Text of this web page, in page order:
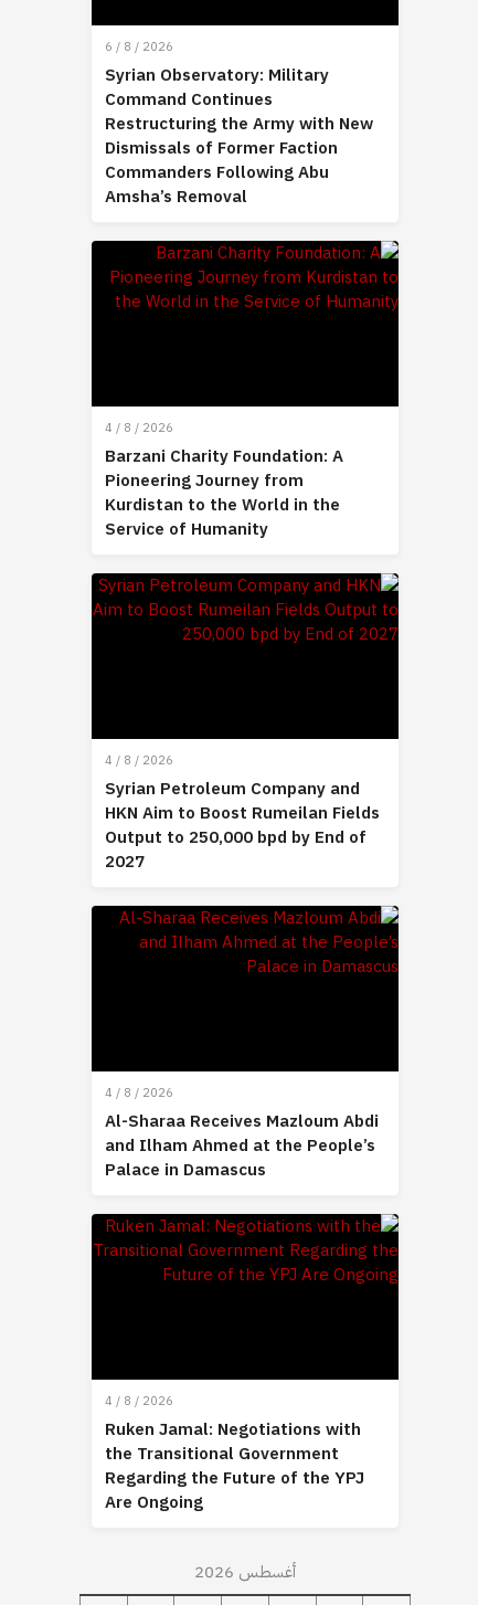
6 / 8 / 2026
Syrian Observatory: Military
Command Continues
Restructuring the Army with New
Dismissals of Former Faction
Commanders Following Abu
Amsha’s Removal
4 / 8 / 2026
Barzani Charity Foundation: A
Pioneering Journey from
Kurdistan to the World in the
Service of Humanity
4 / 8 / 2026
Syrian Petroleum Company and
HKN Aim to Boost Rumeilan Fields
Output to 250,000 bpd by End of
2027
4 / 8 / 2026
Al-Sharaa Receives Mazloum Abdi
and Ilham Ahmed at the People’s
Palace in Damascus
4 / 8 / 2026
Ruken Jamal: Negotiations with
the Transitional Government
Regarding the Future of the YPJ
Are Ongoing
أغسطس 2026